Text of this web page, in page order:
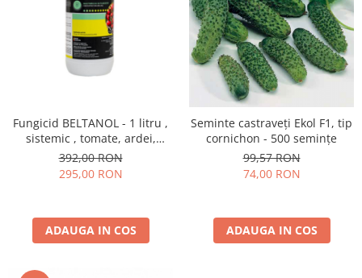
Fungicid BELTANOL - 1 litru ,
sistemic , tomate, ardei,
ofilirea vasculara
392,00 RON
295,00 RON
ADAUGA IN COS
Seminte castraveți Ekol F1, tip
cornichon - 500 semințe
99,57 RON
74,00 RON
ADAUGA IN COS